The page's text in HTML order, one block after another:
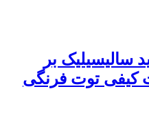
سالیسیلیک بر
کیفی توت فرنگی